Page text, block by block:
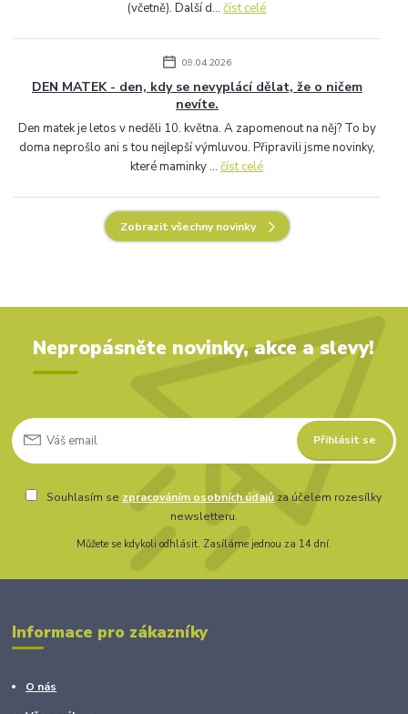
(včetně). Další d...číst celé
09.04.2026
DEN MATEK - den, kdy se nevyplácí dělat, že o ničem
nevíte.
Den matek je letos v neděli 10. května. A zapomenout na něj? To by
doma neprošlo ani s tou nejlepší výmluvou. Připravili jsme novinky,
které maminky ...číst celé
Zobrazit všechny novinky
Nepropásněte novinky, akce a slevy!
Přihlásit se
Souhlasím se zpracováním osobních údajů za účelem rozesílky
newsletteru.
Můžete se kdykoli odhlásit. Zasíláme jednou za 14 dní.
Informace pro zákazníky
O nás